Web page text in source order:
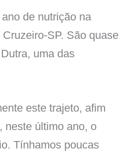
de nutrição na
SP. São quase
uma das
este trajeto, afim
neste último ano, o
Tínhamos poucas